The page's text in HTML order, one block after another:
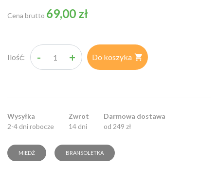
Cena brutto 69,00 zł
Ilość: - + Do koszyka 
Wysyłka
2-4 dni robocze
Zwrot
14 dni
Darmowa dostawa
od 249 zł
MIEDŹ BRANSOLETKA